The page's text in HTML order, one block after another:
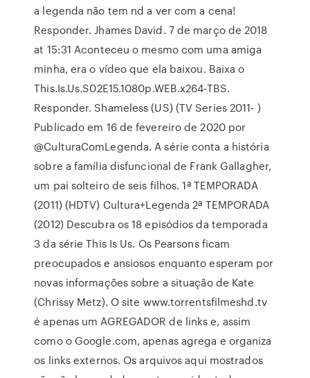
a legenda não tem nd a ver com a cena!
Responder. Jhames David. 7 de março de 2018
at 15:31 Aconteceu o mesmo com uma amiga
minha, era o vídeo que ela baixou. Baixa o
This.Is.Us.S02E15.1080p.WEB.x264-TBS.
Responder. Shameless (US) (TV Series 2011- )
Publicado em 16 de fevereiro de 2020 por
@CulturaComLegenda. A série conta a história
sobre a família disfuncional de Frank Gallagher,
um pai solteiro de seis filhos. 1ª TEMPORADA
(2011) (HDTV) Cultura+Legenda 2ª TEMPORADA
(2012) Descubra os 18 episódios da temporada
3 da série This Is Us. Os Pearsons ficam
preocupados e ansiosos enquanto esperam por
novas informações sobre a situação de Kate
(Chrissy Metz). O site www.torrentsfilmeshd.tv
é apenas um AGREGADOR de links e, assim
como o Google.com, apenas agrega e organiza
os links externos. Os arquivos aqui mostrados